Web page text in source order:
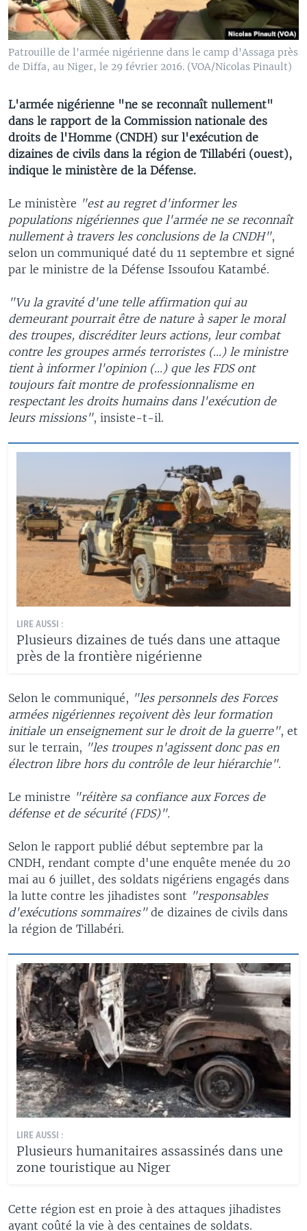
Patrouille de l'armée nigérienne dans le camp d'Assaga près
de Diffa, au Niger, le 29 février 2016. (VOA/Nicolas Pinault)
L'armée nigérienne "ne se reconnaît nullement"
dans le rapport de la Commission nationale des
droits de l'Homme (CNDH) sur l'exécution de
dizaines de civils dans la région de Tillabéri (ouest),
indique le ministère de la Défense.
Le ministère "est au regret d'informer les
populations nigériennes que l'armée ne se reconnaît
nullement à travers les conclusions de la CNDH",
selon un communiqué daté du 11 septembre et signé
par le ministre de la Défense Issoufou Katambé.
"Vu la gravité d'une telle affirmation qui au
demeurant pourrait être de nature à saper le moral
des troupes, discréditer leurs actions, leur combat
contre les groupes armés terroristes (...) le ministre
tient à informer l'opinion (...) que les FDS ont
toujours fait montre de professionnalisme en
respectant les droits humains dans l'exécution de
leurs missions", insiste-t-il.
LIRE AUSSI :
Plusieurs dizaines de tués dans une attaque
près de la frontière nigérienne
Selon le communiqué, "les personnels des Forces
armées nigériennes reçoivent dès leur formation
initiale un enseignement sur le droit de la guerre", et
sur le terrain, "les troupes n'agissent donc pas en
électron libre hors du contrôle de leur hiérarchie".
Le ministre "réitère sa confiance aux Forces de
défense et de sécurité (FDS)".
Selon le rapport publié début septembre par la
CNDH, rendant compte d'une enquête menée du 20
mai au 6 juillet, des soldats nigériens engagés dans
la lutte contre les jihadistes sont "responsables
d'exécutions sommaires"de dizaines de civils dans
la région de Tillabéri.
LIRE AUSSI :
Plusieurs humanitaires assassinés dans une
zone touristique au Niger
Cette région est en proie à des attaques jihadistes
ayant coûté la vie à des centaines de soldats.